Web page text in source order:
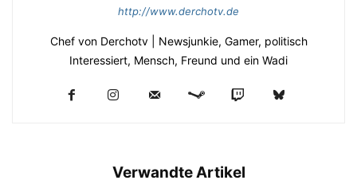
http://www.derchotv.de
Chef von Derchotv | Newsjunkie, Gamer, politisch
Interessiert, Mensch, Freund und ein Wadi
Verwandte Artikel